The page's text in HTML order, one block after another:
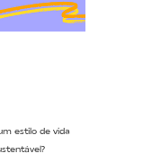
estilo de vida